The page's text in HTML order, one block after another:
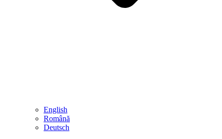
English
Română
Deutsch